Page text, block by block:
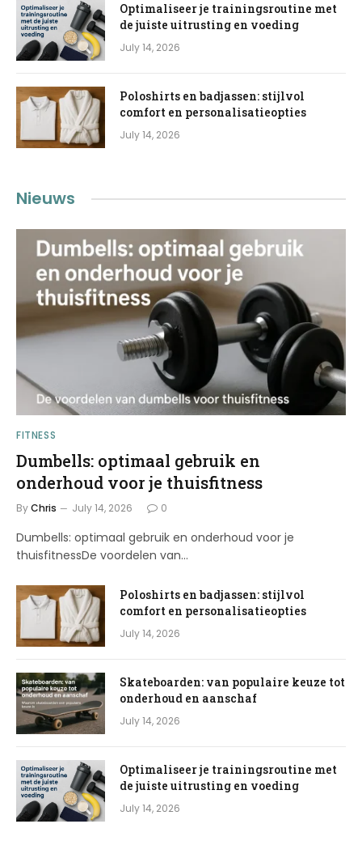
Optimaliseer je trainingsroutine met
de juiste uitrusting en voeding
July 14, 2026
Poloshirts en badjassen: stijlvol
comfort en personalisatieopties
July 14, 2026
Nieuws
FITNESS
Dumbells: optimaal gebruik en
onderhoud voor je thuisfitness
ByChris July 14, 2026 0
Dumbells: optimaal gebruik en onderhoud voor je
thuisfitnessDe voordelen van…
Poloshirts en badjassen: stijlvol
comfort en personalisatieopties
July 14, 2026
Skateboarden: van populaire keuze tot
onderhoud en aanschaf
July 14, 2026
Optimaliseer je trainingsroutine met
de juiste uitrusting en voeding
July 14, 2026